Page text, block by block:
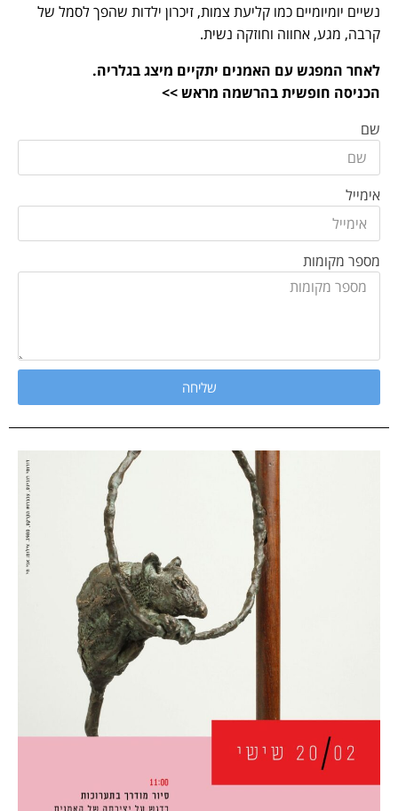
נשיים יומיומיים כמו קליעת צמות, זיכרון ילדות שהפך לסמל של
קרבה, מגע, אחווה וחוזקה נשית.
לאחר המפגש עם האמנים יתקיים מיצג בגלריה.
הכניסה חופשית בהרשמה מראש >>
שם
אימייל
מספר מקומות
שליחה